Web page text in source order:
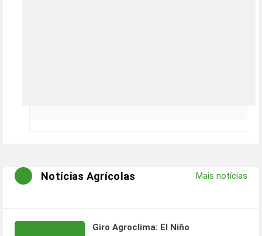
Notícias Agrícolas Mais notícias
Giro Agroclima: El Niño